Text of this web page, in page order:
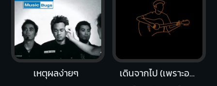
เหตุผลง่ายๆ เดินจากไป (เพราะอะไร)